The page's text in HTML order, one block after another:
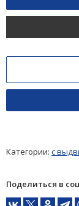
Категории: с
Поделиться в